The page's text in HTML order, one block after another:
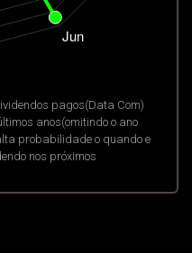
pagos(Data Com)
anos(omitindo o ano
probabilidade o quando e
nos próximos